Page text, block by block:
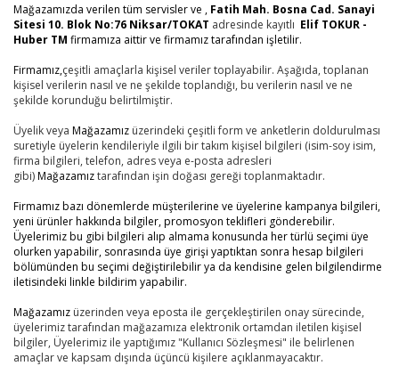
Mağazamızda verilen tüm servisler ve , Fatih Mah. Bosna Cad. Sanayi
Sitesi 10. Blok No:76 Niksar/TOKAT adresinde kayıtlı Elif TOKUR -
Huber TM firmamıza aittir ve firmamız tarafından işletilir.
Firmamız,çeşitli amaçlarla kişisel veriler toplayabilir. Aşağıda, toplanan
kişisel verilerin nasıl ve ne şekilde toplandığı, bu verilerin nasıl ve ne
şekilde korunduğu belirtilmiştir.
Üyelik veya Mağazamız üzerindeki çeşitli form ve anketlerin doldurulması
suretiyle üyelerin kendileriyle ilgili bir takım kişisel bilgileri (isim-soy isim,
firma bilgileri, telefon, adres veya e-posta adresleri
gibi)Mağazamıztarafından işin doğası gereği toplanmaktadır.
Firmamız bazı dönemlerde müşterilerine ve üyelerine kampanya bilgileri,
yeni ürünler hakkında bilgiler, promosyon teklifleri gönderebilir.
Üyelerimiz bu gibi bilgileri alıp almama konusunda her türlü seçimi üye
olurken yapabilir, sonrasında üye girişi yaptıktan sonra hesap bilgileri
bölümünden bu seçimi değiştirilebilir ya da kendisine gelen bilgilendirme
iletisindeki linkle bildirim yapabilir.
Mağazamız üzerinden veya eposta ile gerçekleştirilen onay sürecinde,
üyelerimiz tarafından mağazamıza elektronik ortamdan iletilen kişisel
bilgiler, Üyelerimiz ile yaptığımız "Kullanıcı Sözleşmesi" ile belirlenen
amaçlar ve kapsam dışında üçüncü kişilere açıklanmayacaktır.